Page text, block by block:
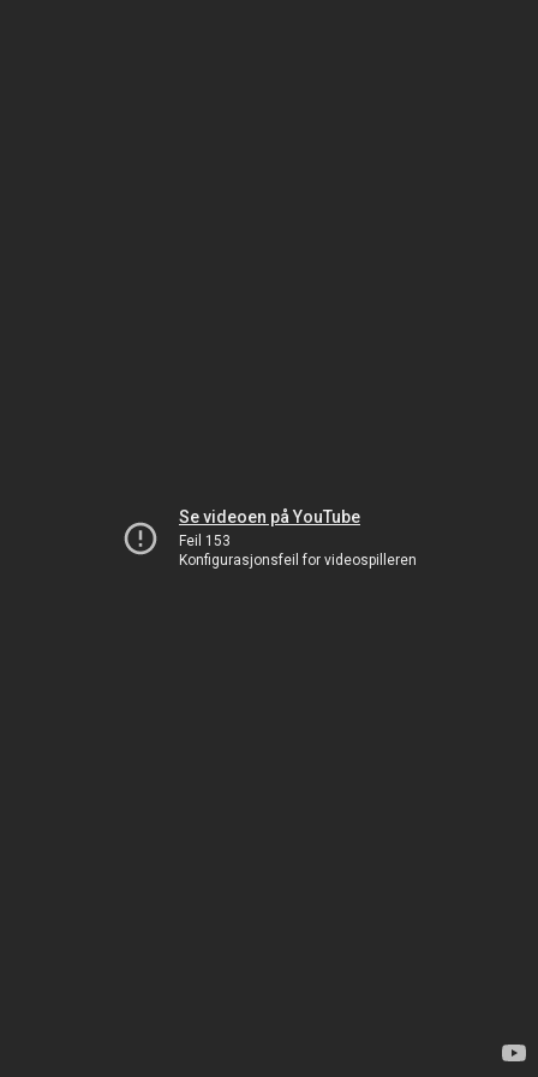
Se videoen på YouTube
Feil 153
Konfigurasjonsfeil for videospilleren